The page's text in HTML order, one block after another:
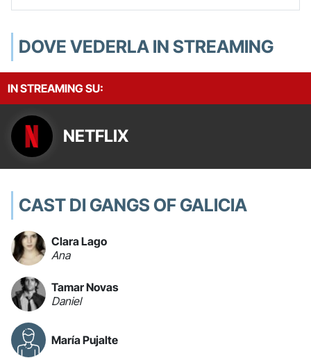
DOVE VEDERLA IN STREAMING
IN STREAMING SU:
NETFLIX
CAST DI GANGS OF GALICIA
Clara Lago
Ana
Tamar Novas
Daniel
María Pujalte